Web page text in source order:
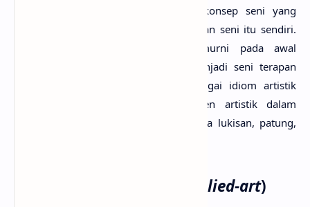
penciptaan dan penjabaran sebuah konsep seni yang
senantiasa berorientasi pada keberadaan seni itu sendiri.
Namun, apa yang disebut seni murni pada awal
penciptaannya bisa saja bergeser menjadi seni terapan
ketika sebuah karya seni murni sebagai idiom artistik
digunakan sebagai sebuah komponen artistik dalam
sebuah tampilan seni terapan, misalnya lukisan, patung,
applied-art)